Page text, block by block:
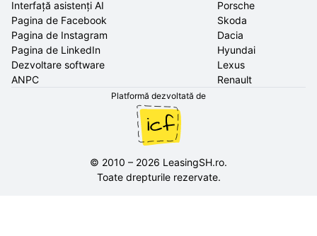
Interfață asistenți AI
Pagina de Facebook
Pagina de Instagram
Pagina de LinkedIn
Dezvoltare software
ANPC
Porsche
Skoda
Dacia
Hyundai
Lexus
Renault
Platformă dezvoltată de
© 2010 – 2026 LeasingSH.ro.
Toate drepturile rezervate.